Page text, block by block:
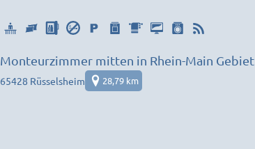
Monteurzimmer mitten in Rhein-Main Gebiet
65428 Rüsselsheim 28,79 km